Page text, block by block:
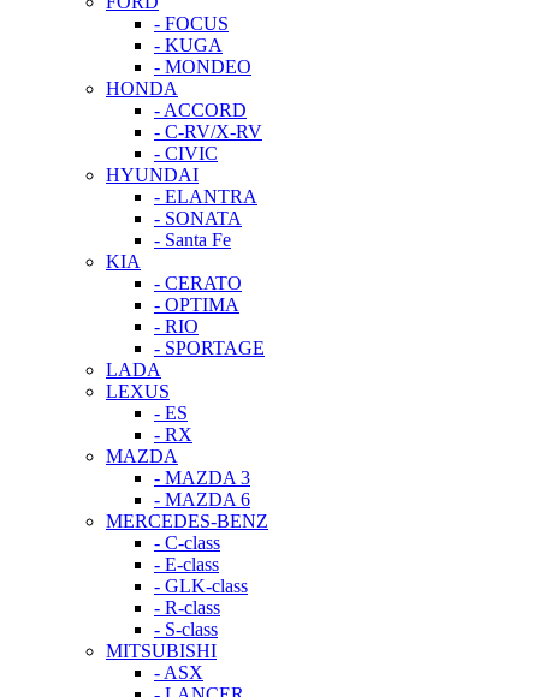
- FOCUS
- KUGA
- MONDEO
HONDA
- ACCORD
- C-RV/X-RV
- CIVIC
HYUNDAI
- ELANTRA
- SONATA
- Santa Fe
KIA
- CERATO
- OPTIMA
- RIO
- SPORTAGE
LADA
LEXUS
- ES
- RX
MAZDA
- MAZDA 3
- MAZDA 6
MERCEDES-BENZ
- C-class
- E-class
- GLK-class
- R-class
- S-class
MITSUBISHI
- ASX